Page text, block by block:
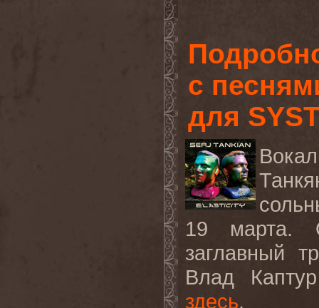
с
для
19 марта.
заглавный
Влад
здесь.